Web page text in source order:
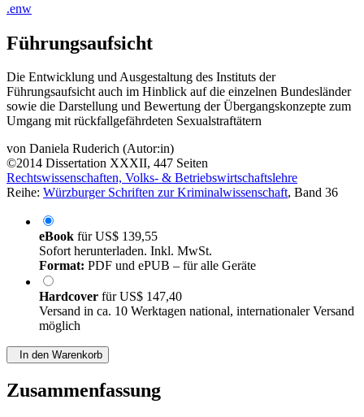
.enw
Führungsaufsicht
Die Entwicklung und Ausgestaltung des Instituts der
Führungsaufsicht auch im Hinblick auf die einzelnen Bundesländer
sowie die Darstellung und Bewertung der Übergangskonzepte zum
Umgang mit rückfallgefährdeten Sexualstraftätern
von Daniela Ruderich (Autor:in)
©2014 Dissertation XXXII, 447 Seiten
Rechtswissenschaften, Volks- & Betriebswirtschaftslehre
Reihe: Würzburger Schriften zur Kriminalwissenschaft, Band 36
eBook fürUS$ 139,55
Sofort herunterladen. Inkl. MwSt.
Format: PDF und ePUB – für alle Geräte
Hardcover fürUS$ 147,40
Versand in ca. 10 Werktagen national, internationaler Versand
möglich
In den Warenkorb
Zusammenfassung